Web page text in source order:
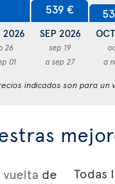
2026
26
01
539 €
SEP 2026
sep 19
a sep 27
a
indicados son para un
vuelta de